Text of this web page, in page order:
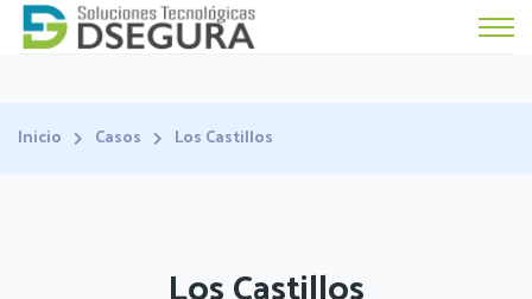
Inicio Casos Los Castillos